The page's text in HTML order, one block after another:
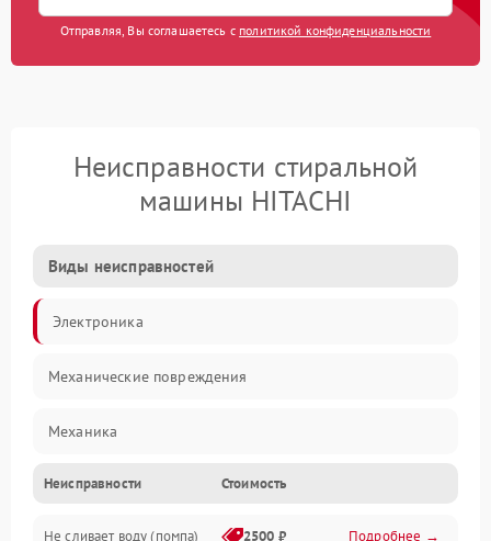
Отправляя, Вы соглашаетесь с политикой конфиденциальности
Неисправности стиральной
машины HITACHI
Виды неисправностей
Электроника
Механические повреждения
Механика
Электропитание
Неисправности Стоимость
Не сливает воду (помпа) 2500 ₽ Подробнее →